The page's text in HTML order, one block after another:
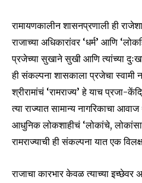
रामायणकालीन शासनप्रणाली ही
राजाच्या अधिकारांवर ‘धर्म’ आणि
प्रजेच्या सुखाने सुखी आणि त्यांच्या
ही संकल्पना शासकाला प्रजेचा स्वामी
श्रीरामांचं ‘रामराज्य’ हे याच प्रजा-
त्या राज्यात सामान्य नागरिकाचा
आधुनिक लोकशाहीचं ‘लोकांचे,
रामराज्याची ही संकल्पना यात एक
राजाचा कारभार केवळ त्याच्या इच्छेवर